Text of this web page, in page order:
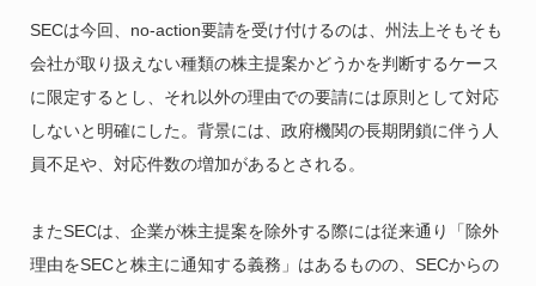
SECは今回、no-action要請を受け付けるのは、州法上そもそも
会社が取り扱えない種類の株主提案かどうかを判断するケース
に限定するとし、それ以外の理由での要請には原則として対応
しないと明確にした。背景には、政府機関の長期閉鎖に伴う人
員不足や、対応件数の増加があるとされる。
またSECは、企業が株主提案を除外する際には従来通り「除外
理由をSECと株主に通知する義務」はあるものの、SECからの